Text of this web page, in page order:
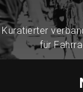
Kuratierter
für